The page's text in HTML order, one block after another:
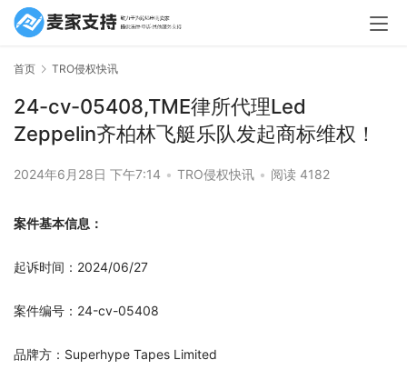
首页 TRO侵权快讯
24-cv-05408,TME律所代理Led
Zeppelin齐柏林飞艇乐队发起商标维权！
2024年6月28日 下午7:14 • TRO侵权快讯 • 阅读 4182
案件基本信息：
起诉时间：2024/06/27
案件编号：24-cv-05408
品牌方：Superhype Tapes Limited